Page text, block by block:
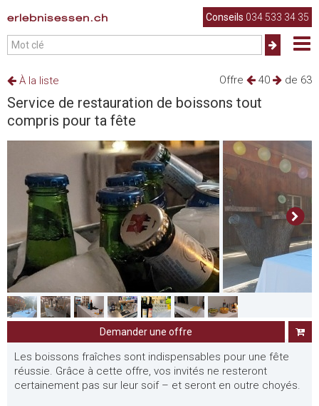
erlebnisessen.ch Conseils 034 533 34 35
Offre 40 de 63
À la liste
Service de restauration de boissons tout
compris pour ta fête
Demander une offre
Les boissons fraîches sont indispensables pour une fête
réussie. Grâce à cette offre, vos invités ne resteront
certainement pas sur leur soif – et seront en outre choyés.